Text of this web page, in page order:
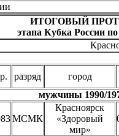
1
ИТОГОВЫЙ
этапа Кубка России
разряд
город
мужчины 1990/
МСМК
Красноярск
«Здоровый
мир»